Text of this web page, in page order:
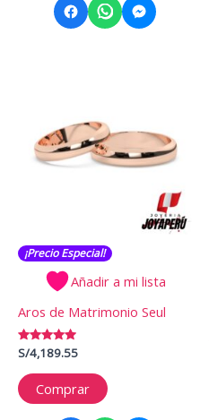
¡Precio Especial!
Añadir a mi lista
Aros de Matrimonio Seul
Valorado
con
5.00
de 5
S/4,189.55
Comprar